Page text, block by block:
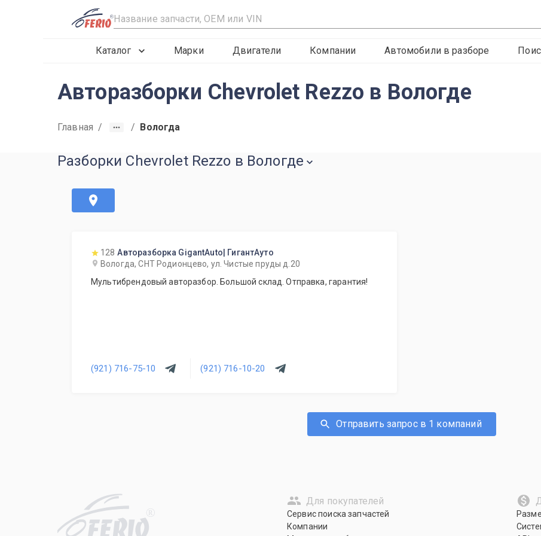
R
Каталог Марки Двигатели Компании Автомобили в разборе
Авторазборки Chevrolet Rezzo в Вологде
Главная / / Вологда
Разборки Chevrolet Rezzo в Вологде
128 Авторазборка GigantAuto| ГигантАуто
Вологда, СНТ Родионцево, ул. Чистые пруды д.20
Мультибрендовый авторазбор. Большой склад. Отправка, гарантия!
(921) 716-75-10 (921) 716-10-20
Отправить запрос в 1 компаний
R
Для покупателей
Сервис поиска запчастей
Компании